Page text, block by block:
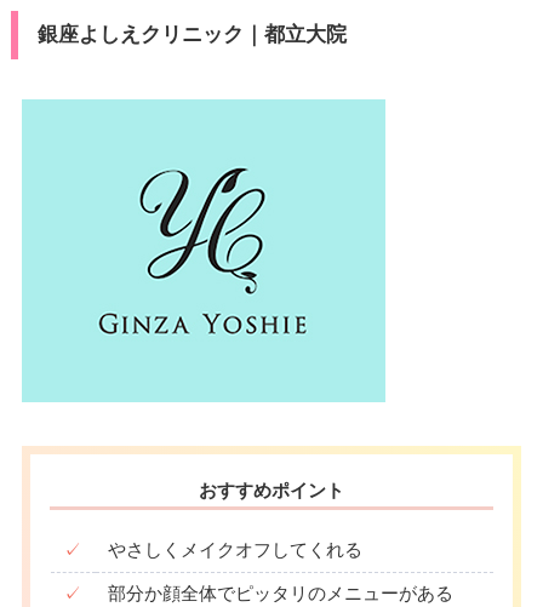
銀座よしえクリニック｜都立大院
おすすめポイント
✓ やさしくメイクオフしてくれる
✓ 部分か顔全体でピッタリのメニューがある